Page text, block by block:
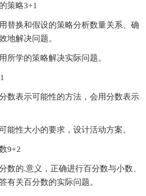
策略3+1
替换和假设的策略分析数量关系、确
地解决问题。
所学的策略解决实际问题。
数表示可能性的方法，会用分数表示
能性大小的要求，设计活动方案。
9+2
数的.意义，正确进行百分数与小数、
有关百分数的实际问题。